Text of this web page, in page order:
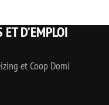
ET D’EMPLOI
et Coop Domi